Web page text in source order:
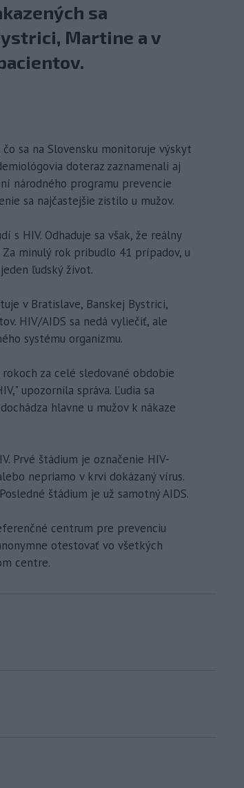
sa
Martine a v
čo sa na Slovensku monitoruje výskyt
doteraz zaznamenali aj
národného programu prevencie
sa najčastejšie zistilo u mužov.
s HIV. Odhaduje sa však, že reálny
minulý rok pribudlo 41 prípadov, u
ľudský život.
v Bratislave, Banskej Bystrici,
HIV/AIDS sa nedá vyliečiť, ale
systému organizmu.
za celé sledované obdobie
upozornila správa. Ľudia sa
hlavne u mužov k nákaze
Prvé štádium je označenie HIV-
nepriamo v krvi dokázaný vírus.
štádium je už samotný AIDS.
centrum pre prevenciu
otestovať vo všetkých
centre.